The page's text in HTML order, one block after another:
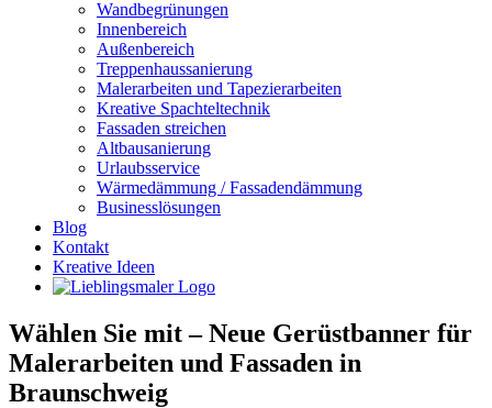
Wandbegrünungen
Innenbereich
Außenbereich
Treppenhaussanierung
Malerarbeiten und Tapezierarbeiten
Kreative Spachteltechnik
Fassaden streichen
Altbausanierung
Urlaubsservice
Wärmedämmung / Fassadendämmung
Businesslösungen
Blog
Kontakt
Kreative Ideen
Wählen Sie mit – Neue Gerüstbanner für
Malerarbeiten und Fassaden in
Braunschweig